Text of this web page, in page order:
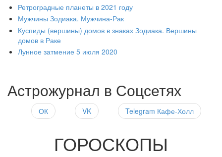
Ретроградные планеты в 2021 году
Мужчины Зодиака. Мужчина-Рак
Куспиды (вершины) домов в знаках Зодиака. Вершины
домов в Раке
Лунное затмение 5 июля 2020
Астрожурнал в Соцсетях
ОК VK Telegram Кафе-Холл
ГОРОСКОПЫ